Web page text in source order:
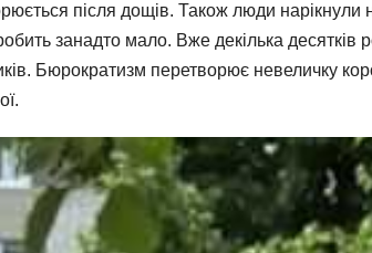
після дощів. Також люди
занадто мало. Вже декілька десятків
Бюрократизм перетворює невеличку